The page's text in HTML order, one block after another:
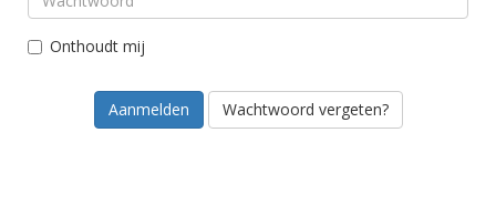
Onthoudt mij
Wachtwoord vergeten?